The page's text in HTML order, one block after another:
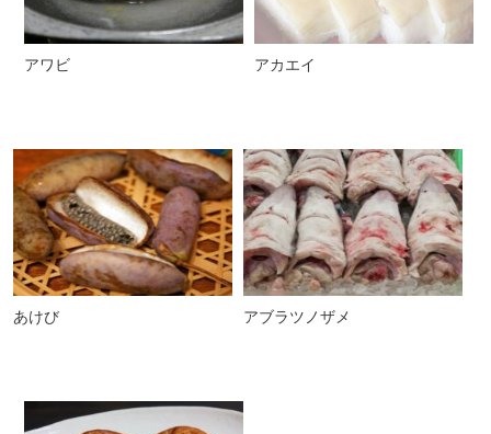
アワビ アカエイ
あけび アブラツノザメ